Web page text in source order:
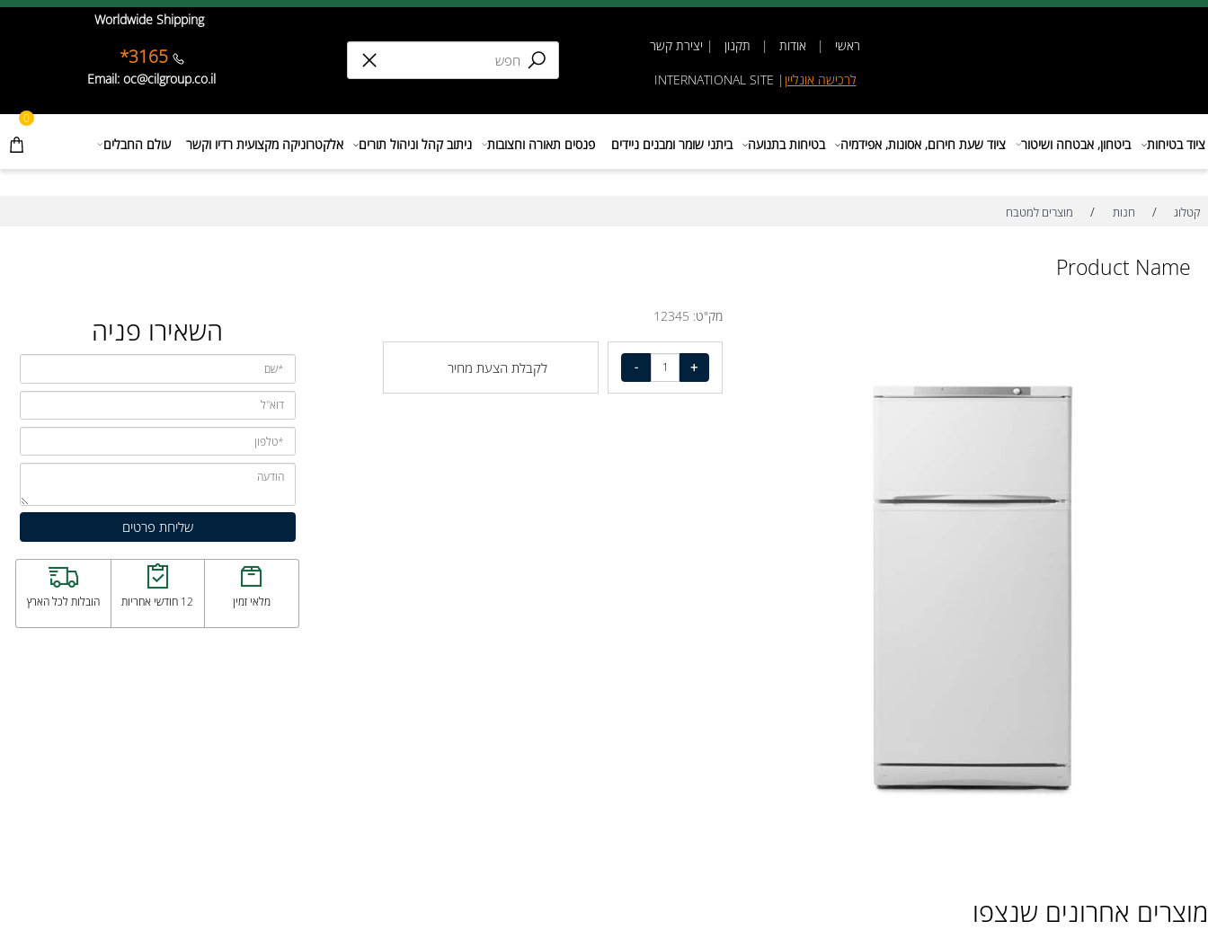
|אודות |תקנון |יצירת קשר
לרכישהאונליין|
INTERNATIONAL SITE
Worldwide Shipping
3165*
Email: oc@cilgroup.co.il
0
ביטחון, אבטחה ושיטור ציוד שעת חירום, אסונות, אפידמיה בטיחות בתנועה ביתני שומר ומבנים ניידים פנסים תאורה וחצובות ניתוב קהל וניהול תורים אלקטרוניקה מקצועית רדיו וקשר עולם החבלים
חנות מוצרים למטבח
Product
12345 השאירו פניה
מלאי זמין 12 חודשי אחריות הובלות לכל הארץ